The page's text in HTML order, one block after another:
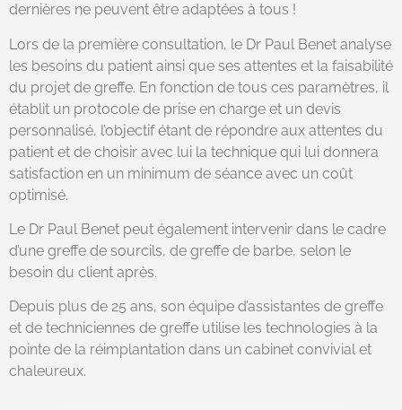
dernières ne peuvent être adaptées à tous !
Lors de la première consultation, le Dr Paul Benet analyse
les besoins du patient ainsi que ses attentes et la faisabilité
du projet de greffe. En fonction de tous ces paramètres, il
établit un protocole de prise en charge et un devis
personnalisé, l’objectif étant de répondre aux attentes du
patient et de choisir avec lui la technique qui lui donnera
satisfaction en un minimum de séance avec un coût
optimisé.
Le Dr Paul Benet peut également intervenir dans le cadre
d’une greffe de sourcils, de greffe de barbe, selon le
besoin du client après.
Depuis plus de 25 ans, son équipe d’assistantes de greffe
et de techniciennes de greffe utilise les technologies à la
pointe de la réimplantation dans un cabinet convivial et
chaleureux.